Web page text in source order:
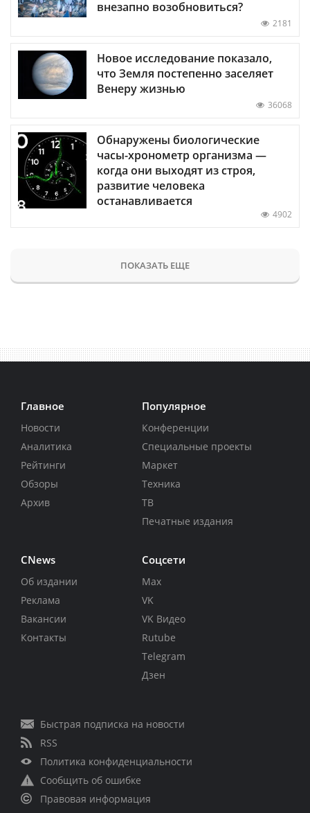
внезапно возобновиться?
2181
Новое исследование показало,
что Земля постепенно заселяет
Венеру жизнью
36068
Обнаружены биологические
часы-хронометр организма —
когда они выходят из строя,
развитие человека
останавливается
4902
ПОКАЗАТЬ ЕЩЕ
Главное
Новости
Аналитика
Рейтинги
Обзоры
Архив
Популярное
Конференции
Специальные проекты
Маркет
Техника
ТВ
Печатные издания
CNews
Об издании
Реклама
Вакансии
Контакты
Соцсети
Max
VK
VK Видео
Rutube
Telegram
Дзен
Быстрая подписка на новости
RSS
Политика конфиденциальности
Сообщить об ошибке
Правовая информация